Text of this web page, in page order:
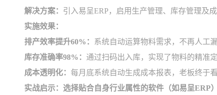
解决方案： 引入易呈ERP，启用生产管理、库存管理及
实施效果：
排产效率提升60%：
系统自动运算物料需求，不再人工
库存准确率98%： 通过扫码出入库，实现了物料的精准
成本透明化： 每月底系统自动生成成本报表，老板终于
实战启示：选择贴合自身行业属性的软件（如易呈